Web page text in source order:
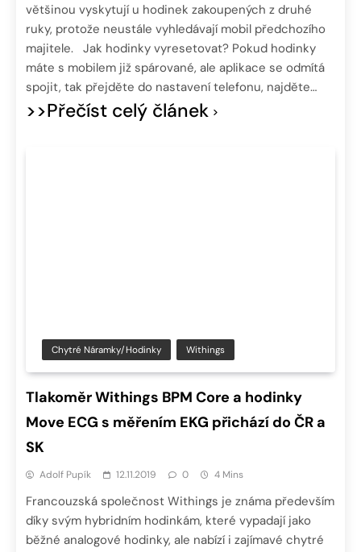
většinou vyskytují u hodinek zakoupených z druhé
ruky, protože neustále vyhledávají mobil předchozího
majitele. Jak hodinky vyresetovat? Pokud hodinky
máte s mobilem již spárované, ale aplikace se odmítá
spojit, tak přejděte do nastavení telefonu, najděte…
>>Přečíst celý článek
Chytré Náramky/hodinky Withings
Tlakoměr Withings BPM Core a hodinky
Move ECG s měřením EKG přichází do ČR a
SK
Adolf Pupík 12.11.2019 0 4 Mins
Francouzská společnost Withings je známa především
díky svým hybridním hodinkám, které vypadají jako
běžné analogové hodinky, ale nabízí i zajímavé chytré